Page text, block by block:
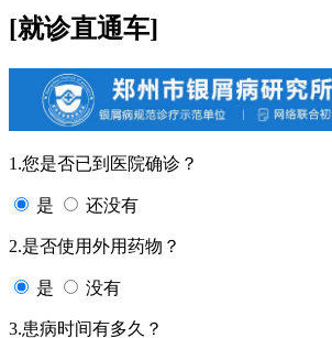
[就诊直通车]
1.您是否已到医院确诊？
是 还没有
2.是否使用外用药物？
是 没有
3.患病时间有多久？